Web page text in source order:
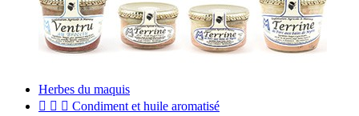
Herbes du maquis
   Condiment et huile aromatisé